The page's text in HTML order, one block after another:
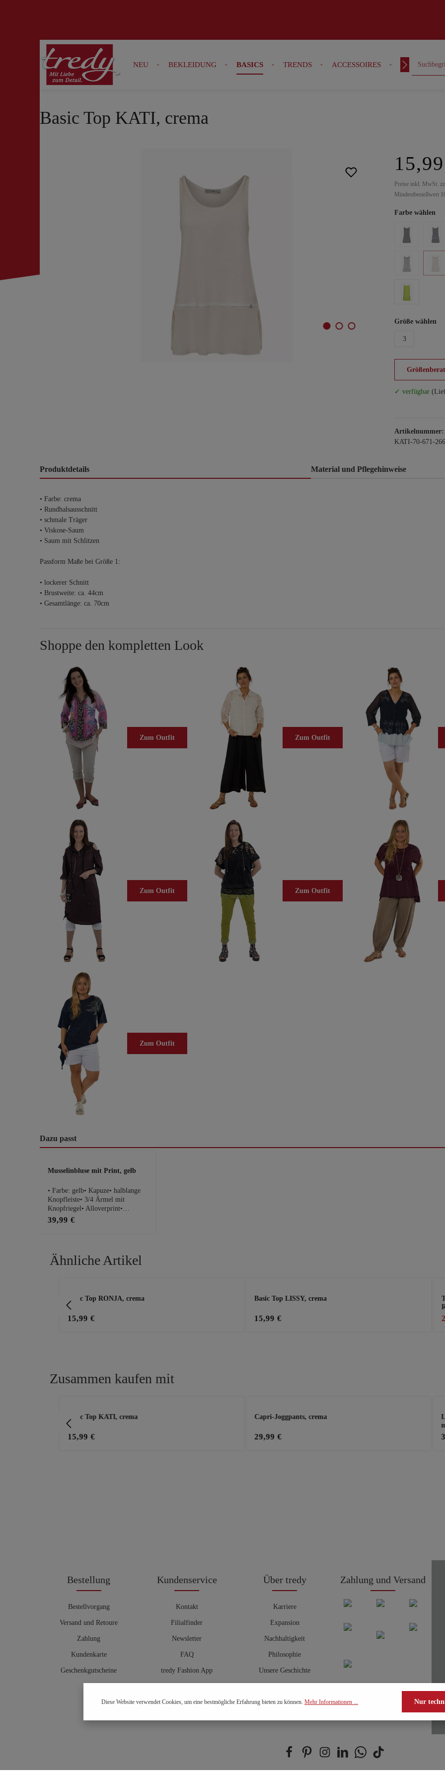
Zur Suche springen Zur Hauptnavigation springen
NEU BEKLEIDUNG BASICS TRENDS ACCESSOIRES OUTFITS
Basic Top KATI, crema
Preise inkl. MwSt.
Mindestbestellwert
Farbe wählen
Größe wählen
3
✓ verfügbar
Artikelnummer:
KATI-70-671-266
Produktdetails Material und Pflegehinweise
• Farbe: crema
• Rundhalsausschnitt
• schmale Träger
• Viskose-Saum
• Saum mit Schlitzen
Passform Maße bei Größe 1:
• lockerer Schnitt
• Brustweite: ca. 44cm
• Gesamtlänge: ca. 70cm
Shoppe den kompletten Look
Zum Outfit Zum Outfit
Zum Outfit Zum Outfit
Zum Outfit
Dazu passt
Musselinbluse mit Print, gelb
• Farbe: gelb• Kapuze• halblange
Knopfleiste• 3/4 Ärmel mit
Knopfriegel• Alloverprint•
Rückseite ca. 14cm länger• 100%
BaumwollePassform Maße bei
69cmHinweis: Es handelt sich
hierbei um einen Nicht-tredy-
39,99 €
Ähnliche Artikel
Basic Top RONJA, crema
15,99 €
Basic Top LISSY, crema
15,99 €
Zusammen kaufen mit
Basic Top KATI, crema
15,99 €
Capri-Joggpants, crema
29,99 €
Bestellung
Bestellvorgang
Versand und Retoure
Zahlung
Kundenkarte
Geschenkgutscheine
Kundenservice
Kontakt
Filialfinder
Newsletter
FAQ
tredy Fashion App
Hosenberater
Über tredy
Karriere
Expansion
Nachhaltigkeit
Philosophie
Unsere Geschichte
Zahlung und Versand
Diese Website verwendet Cookies, um eine bestmögliche Erfahrung bieten zu können. Mehr Informationen ... Nur